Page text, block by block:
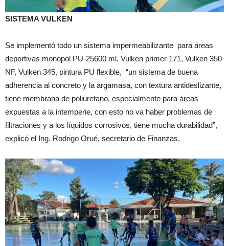
SISTEMA VULKEN
Se implementó todo un sistema impermeabilizante para áreas
deportivas monopol PU-25600 ml, Vulken primer 171, Vulken 350
NF, Vulken 345, pintura PU flexible, “un sistema de buena
adherencia al concreto y la argamasa, con textura antideslizante,
tiene membrana de poliuretano, especialmente para áreas
expuestas a la intemperie, con esto no va haber problemas de
filtraciones y a los líquidos corrosivos, tiene mucha durabilidad”,
explicó el Ing. Rodrigo Orué, secretario de Finanzas.